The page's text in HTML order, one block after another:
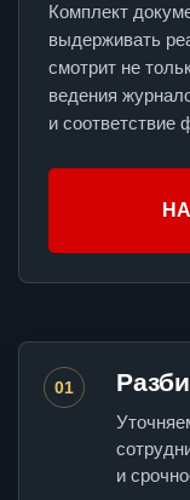
Комплект
выдерживать
смотрит не
ведения
и соответствие
01
и